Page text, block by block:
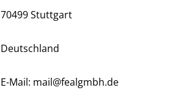
70499 Stuttgart
Deutschland
E-Mail: mail@fealgmbh.de